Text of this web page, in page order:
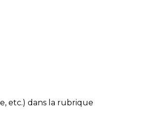
etc.) dans la rubrique